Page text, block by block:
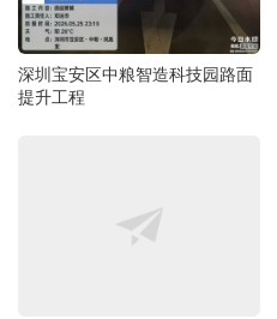
深圳宝安区中粮智造科技园路面
提升工程